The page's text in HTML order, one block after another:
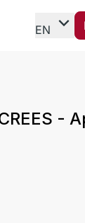
EN expand_more
-